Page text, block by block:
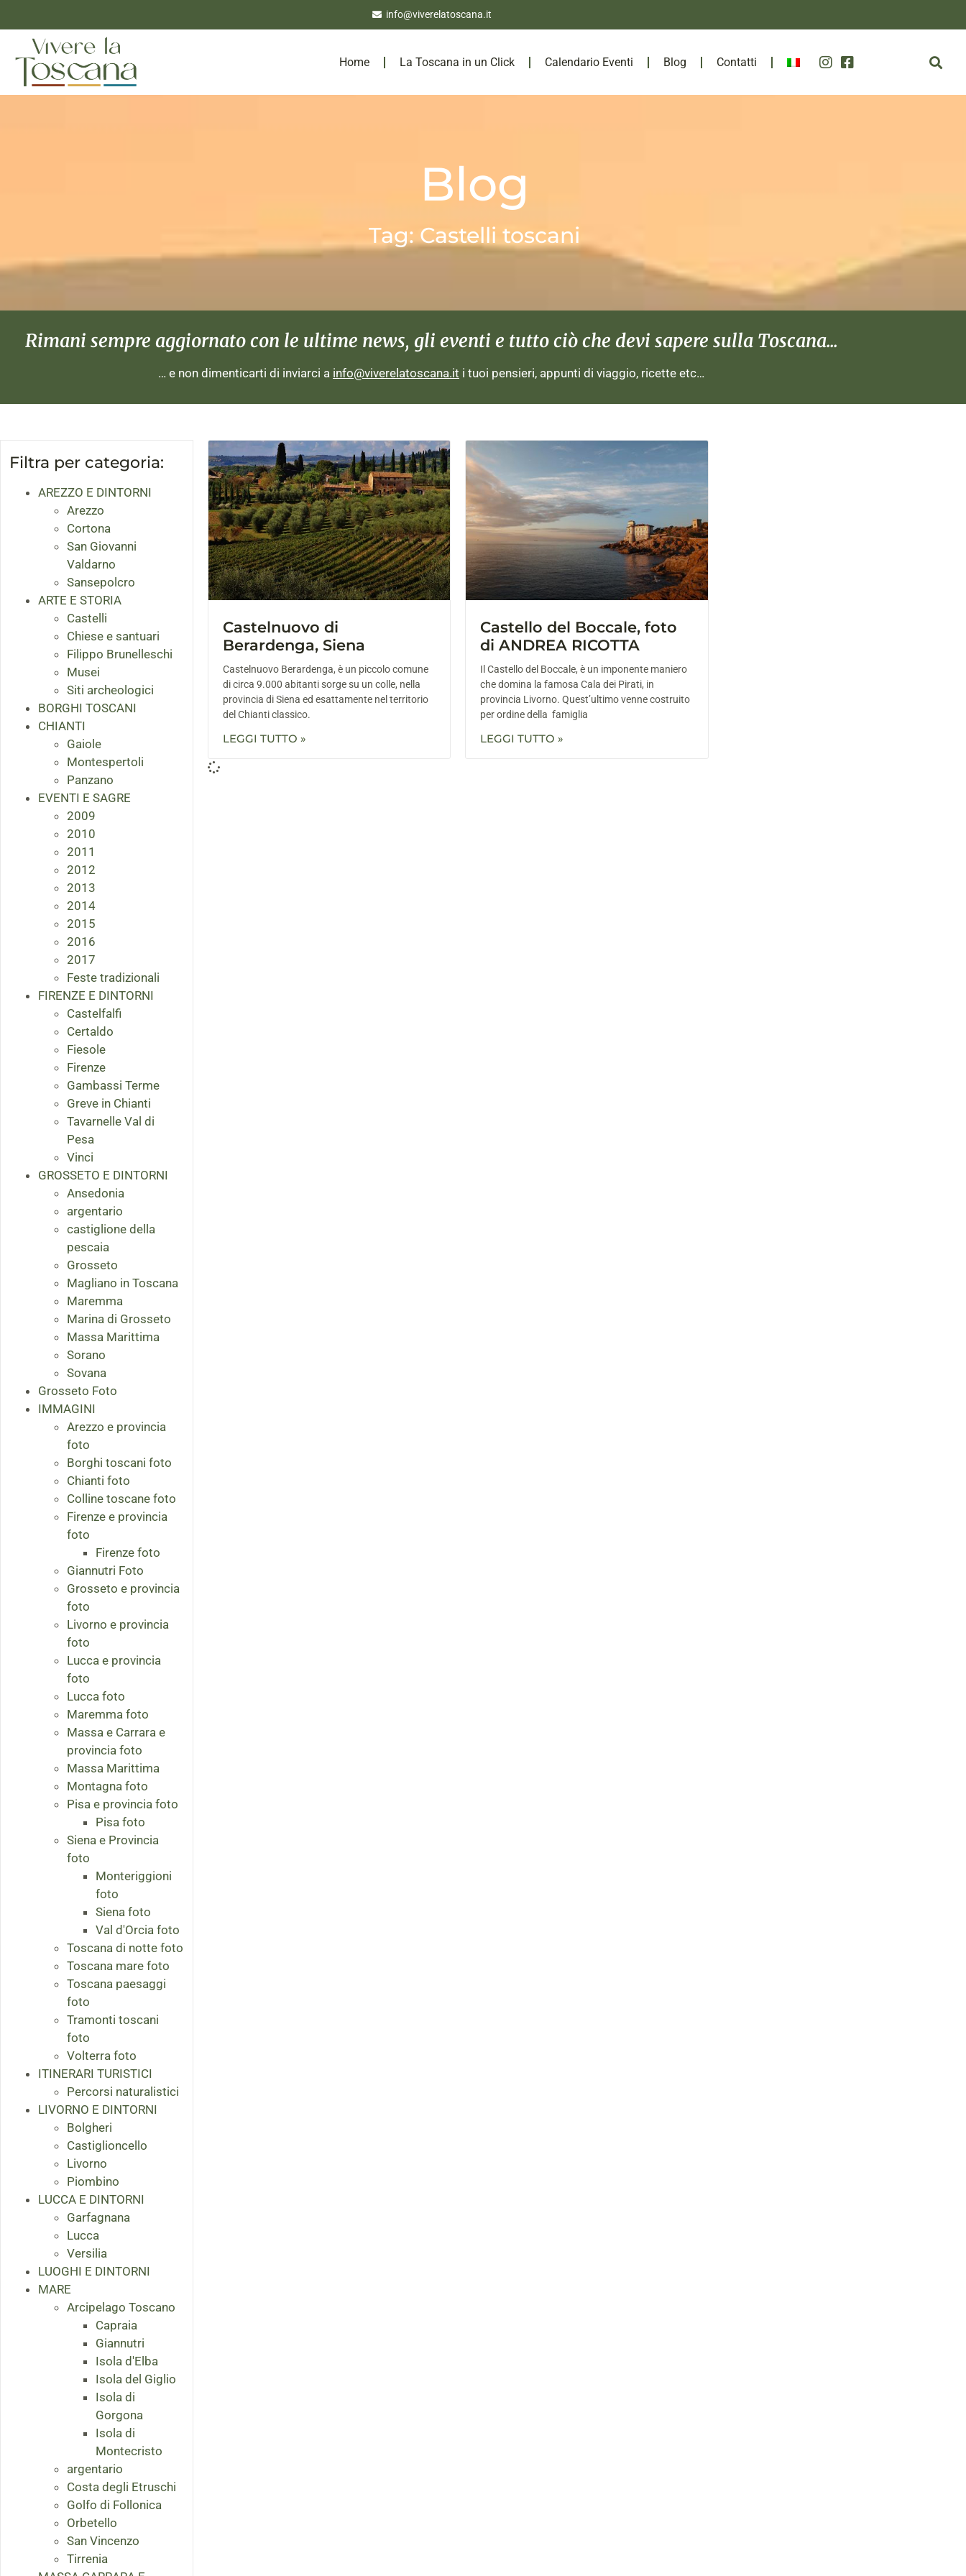
info@viverelatoscana.it
Home La Toscana in un Click Calendario Eventi Blog Contatti
Blog
Tag: Castelli toscani
Rimani sempre aggiornato con le ultime news, gli eventi e tutto ciò che devi sapere sulla Toscana...
… e non dimenticarti di inviarci a info@viverelatoscana.it i tuoi pensieri, appunti di viaggio, ricette etc…
Filtra per categoria:
AREZZO E DINTORNI
Arezzo
Cortona
San Giovanni
Valdarno
Sansepolcro
ARTE E STORIA
Castelli
Chiese e santuari
Filippo Brunelleschi
Musei
Siti archeologici
BORGHI TOSCANI
CHIANTI
Gaiole
Montespertoli
Panzano
EVENTI E SAGRE
2009
2010
2011
2012
2013
2014
2015
2016
2017
Feste tradizionali
FIRENZE E DINTORNI
Castelfalfi
Certaldo
Fiesole
Firenze
Gambassi Terme
Greve in Chianti
Tavarnelle Val di
Pesa
Vinci
GROSSETO E DINTORNI
Ansedonia
argentario
castiglione della
pescaia
Grosseto
Magliano in Toscana
Maremma
Marina di Grosseto
Massa Marittima
Sorano
Sovana
Grosseto Foto
IMMAGINI
Arezzo e provincia
foto
Borghi toscani foto
Chianti foto
Colline toscane foto
Firenze e provincia
foto
Firenze foto
Giannutri Foto
Grosseto e provincia
foto
Livorno e provincia
foto
Lucca e provincia
foto
Lucca foto
Maremma foto
Massa e Carrara e
provincia foto
Massa Marittima
Montagna foto
Pisa e provincia foto
Pisa foto
Siena e Provincia
foto
Monteriggioni
foto
Siena foto
Val d'Orcia foto
Toscana di notte foto
Toscana mare foto
Toscana paesaggi
foto
Tramonti toscani
foto
Volterra foto
ITINERARI TURISTICI
Percorsi naturalistici
LIVORNO E DINTORNI
Bolgheri
Castiglioncello
Livorno
Piombino
LUCCA E DINTORNI
Garfagnana
Lucca
Versilia
LUOGHI E DINTORNI
MARE
Arcipelago Toscano
Capraia
Giannutri
Isola d'Elba
Isola del Giglio
Isola di
Gorgona
Isola di
Montecristo
argentario
Costa degli Etruschi
Golfo di Follonica
Orbetello
San Vincenzo
Tirrenia
Castelnuovo di
Berardenga, Siena
Castelnuovo Berardenga, è un piccolo comune
di circa 9.000 abitanti sorge su un colle, nella
provincia di Siena ed esattamente nel territorio
del Chianti classico.
LEGGI TUTTO »
Castello del Boccale, foto
di ANDREA RICOTTA
Il Castello del Boccale, è un imponente maniero
che domina la famosa Cala dei Pirati, in
provincia Livorno. Quest’ultimo venne costruito
per ordine della famiglia
LEGGI TUTTO »